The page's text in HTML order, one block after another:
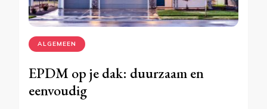
ALGEMEEN
EPDM op je dak: duurzaam en
eenvoudig